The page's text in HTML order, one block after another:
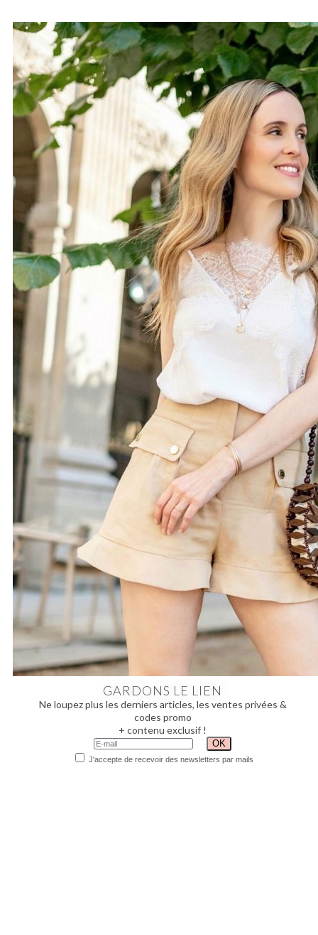
GARDONS LE LIEN
Ne loupez plus les derniers articles, les ventes privées &
codes promo
+ contenu exclusif !
J'accepte de recevoir des newsletters par mails